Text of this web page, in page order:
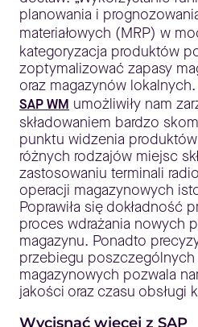
planowania i
materiałowych (MRP) w
kategoryzacja produktów
zoptymalizować zapasy
oraz magazynów
SAP WM umożliwiły nam
składowaniem bardzo
punktu widzenia
różnych rodzajów miejsc
zastosowaniu terminali
operacji magazynowych
Poprawiła się dokładność
proces wdrażania nowych
magazynu. Ponadto
przebiegu poszczególnych
magazynowych pozwala
jakości oraz czasu obsługi
Wycisnąć więcej z SAP